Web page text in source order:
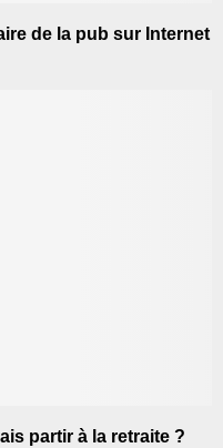
de la pub sur Internet
partir à la retraite ?